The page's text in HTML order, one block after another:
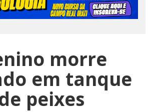
morre
em tanque
peixes